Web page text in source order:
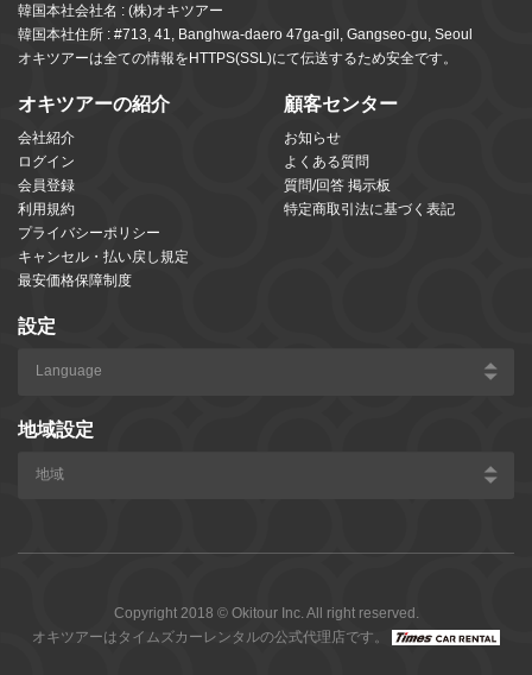
韓国本社会社名 : (株)オキツアー
韓国本社住所 : #713, 41, Banghwa-daero 47ga-gil, Gangseo-gu, Seoul
オキツアーは全ての情報をHTTPS(SSL)にて伝送するため安全です。
オキツアーの紹介
会社紹介
ログイン
会員登録
利用規約
プライバシーポリシー
キャンセル・払い戻し規定
最安価格保障制度
顧客センター
お知らせ
よくある質問
質問/回答 掲示板
特定商取引法に基づく表記
設定
地域設定
Copyright 2018 © Okitour Inc. All right reserved.
オキツアーはタイムズカーレンタルの公式代理店です。